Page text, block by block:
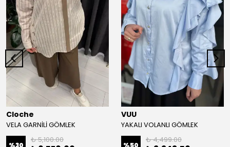
Cloche
VELA GARNİLİ GÖMLEK
%30
₺ 5,100.00
VUU
YAKALI VOLANLI GÖMLEK
%50
₺ 4,499.00